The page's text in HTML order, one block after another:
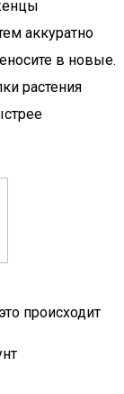
аккуратно
в новые.
растения
происходит